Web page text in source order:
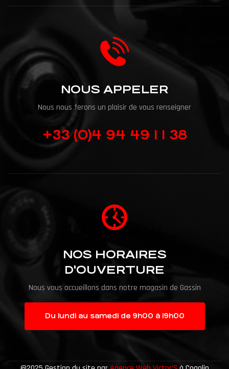
NOUS APPELER
Nous nous ferons un plaisir de vous renseigner
+33 (0)4 94 49 1 1 38
NOS HORAIRES
D'OUVERTURE
Nous vous accueillons dans notre magasin de Gassin
Du lundi au samedi de 9h00 à 19h00